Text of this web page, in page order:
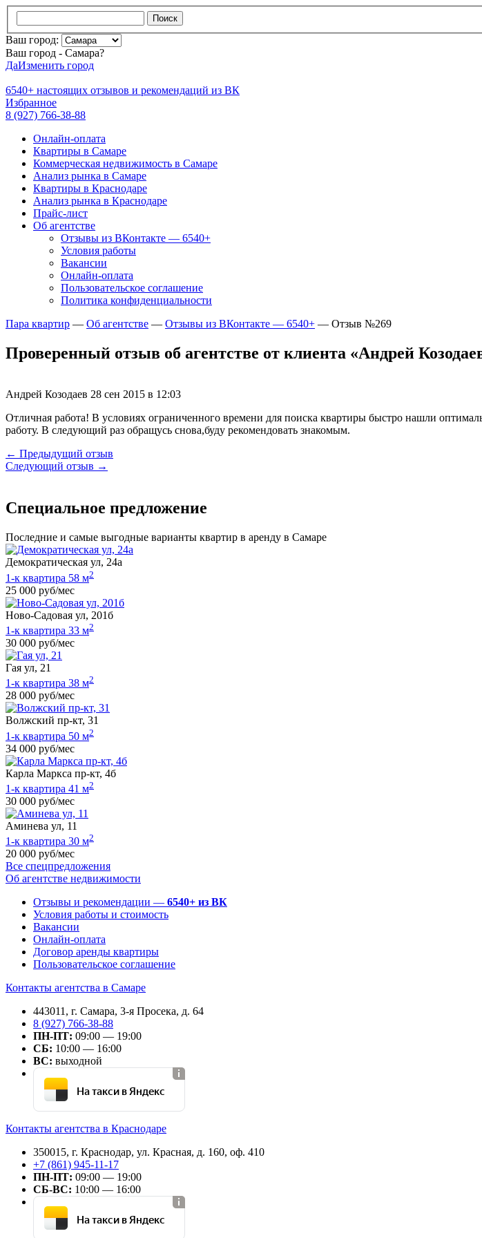
Поиск
Ваш город:
Ваш город - Самара?
ДаИзменить город
6540+ настоящих отзывов и рекомендаций из ВК
Избранное
8 (927) 766-38-88
Онлайн-оплата
Квартиры в Самаре
Коммерческая недвижимость в Самаре
Анализ рынка в Самаре
Квартиры в Краснодаре
Анализ рынка в Краснодаре
Прайс-лист
Об агентстве
Отзывы из ВКонтакте — 6540+
Условия работы
Вакансии
Онлайн-оплата
Пользовательское соглашение
Политика конфиденциальности
Пара квартир — Об агентстве — Отзывы из ВКонтакте — 6540+ — Отзыв №269
Проверенный отзыв об агентстве от клиента «Андрей
Андрей Козодаев 28 сен 2015 в 12:03
Отличная работа! В условиях ограниченного времени для поиска квартиры быстро нашли
работу. В следующий раз обращусь снова,буду рекомендовать знакомым.
← Предыдущий отзыв
Следующий отзыв →
Специальное предложение
Последние и самые выгодные варианты квартир в аренду в Самаре
Демократическая ул, 24а
1-к квартира 58 м2
25 000 руб/мес
Ново-Садовая ул, 201б
1-к квартира 33 м2
30 000 руб/мес
Гая ул, 21
1-к квартира 38 м2
28 000 руб/мес
Волжский пр-кт, 31
1-к квартира 50 м2
34 000 руб/мес
Карла Маркса пр-кт, 4б
1-к квартира 41 м2
30 000 руб/мес
Аминева ул, 11
1-к квартира 30 м2
20 000 руб/мес
Все спецпредложения
Об агентстве недвижимости
Отзывы и рекомендации — 6540+ из ВК
Условия работы и стоимость
Вакансии
Онлайн-оплата
Договор аренды квартиры
Пользовательское соглашение
Контакты агентства в Самаре
443011, г. Самара, 3-я Просека, д. 64
8 (927) 766-38-88
ПН-ПТ: 09:00 — 19:00
СБ: 10:00 — 16:00
ВС: выходной
На такси в Яндекс
Контакты агентства в Краснодаре
350015, г. Краснодар, ул. Красная, д. 160, оф. 410
+7 (861) 945-11-17
ПН-ПТ: 09:00 — 19:00
СБ-ВС: 10:00 — 16:00
На такси в Яндекс